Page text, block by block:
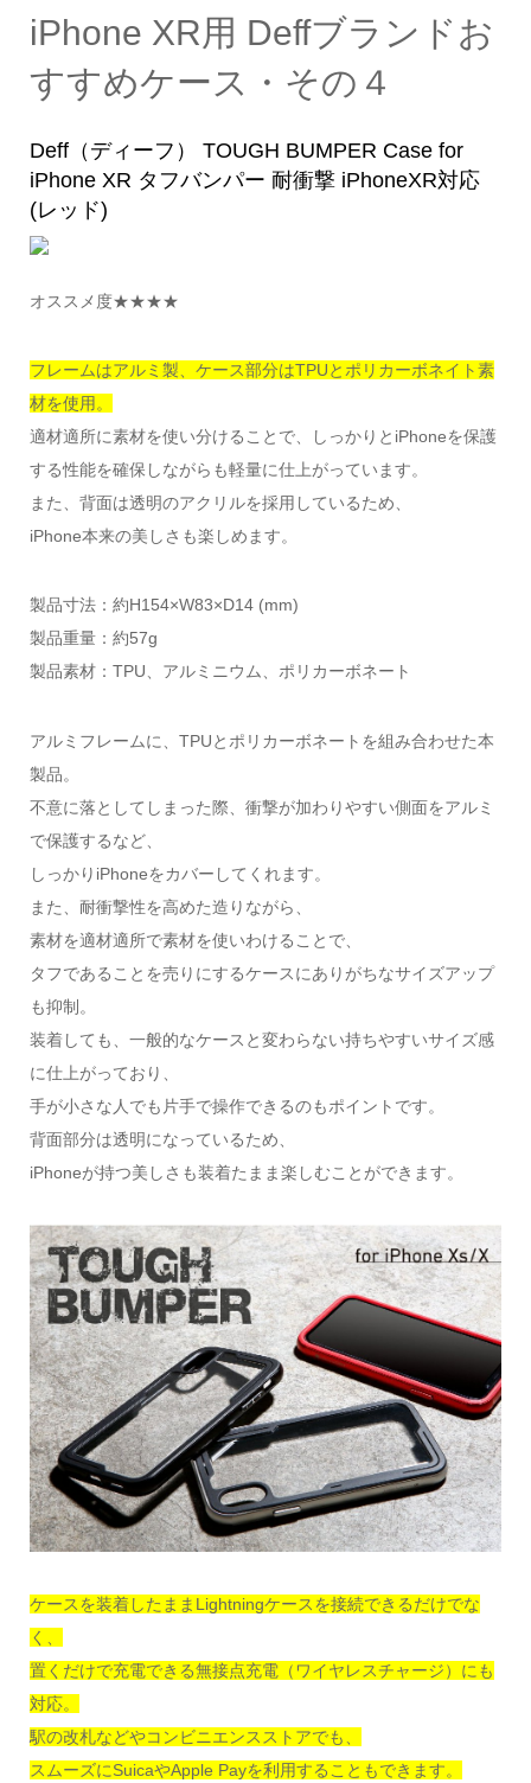
iPhone XR用 Deffブランドお
すすめケース・その４
Deff（ディーフ） TOUGH BUMPER Case for
iPhone XR タフバンパー 耐衝撃 iPhoneXR対応
(レッド)
オススメ度★★★★
フレームはアルミ製、ケース部分はTPUとポリカーボネイト素
材を使用。
適材適所に素材を使い分けることで、しっかりとiPhoneを保護
する性能を確保しながらも軽量に仕上がっています。
また、背面は透明のアクリルを採用しているため、
iPhone本来の美しさも楽しめます。
製品寸法：約H154×W83×D14 (mm)
製品重量：約57g
製品素材：TPU、アルミニウム、ポリカーボネート
アルミフレームに、TPUとポリカーボネートを組み合わせた本
製品。
不意に落としてしまった際、衝撃が加わりやすい側面をアルミ
で保護するなど、
しっかりiPhoneをカバーしてくれます。
また、耐衝撃性を高めた造りながら、
素材を適材適所で素材を使いわけることで、
タフであることを売りにするケースにありがちなサイズアップ
も抑制。
装着しても、一般的なケースと変わらない持ちやすいサイズ感
に仕上がっており、
手が小さな人でも片手で操作できるのもポイントです。
背面部分は透明になっているため、
iPhoneが持つ美しさも装着たまま楽しむことができます。
ケースを装着したままLightningケースを接続できるだけでな
く、
置くだけで充電できる無接点充電（ワイヤレスチャージ）にも
対応。
駅の改札などやコンビニエンスストアでも、
スムーズにSuicaやApple Payを利用することもできます。